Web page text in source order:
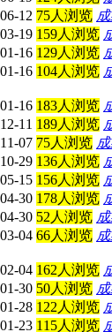
06-12 75人浏览
03-19 159人浏览
01-16 129人浏览
01-16 104人浏览
01-16 183人浏览
12-11 189人浏览
11-07 75人浏览
10-29 136人浏览
05-15 156人浏览
04-30 178人浏览
04-30 52人浏览
03-04 66人浏览
02-04 162人浏览
01-30 50人浏览
01-28 122人浏览
01-23 115人浏览